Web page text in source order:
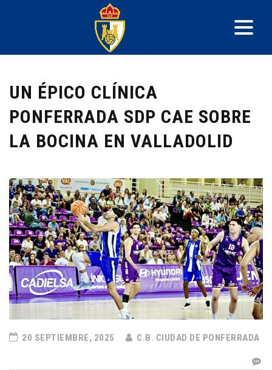
UN ÉPICO CLÍNICA
PONFERRADA SDP CAE SOBRE
LA BOCINA EN VALLADOLID
20 SEPTIEMBRE, 2025 C.B. CIUDAD DE PONFERRADA